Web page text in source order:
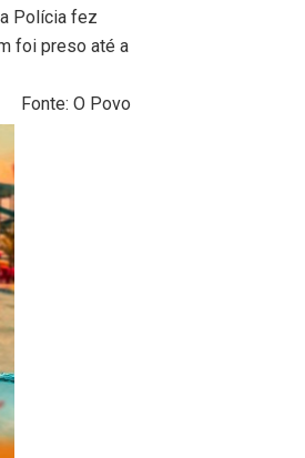
Polícia fez
foi preso até a
Fonte: O Povo